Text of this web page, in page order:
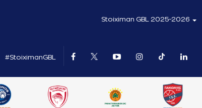
Stoiximan GBL 2025-2026
#StoiximanGBL